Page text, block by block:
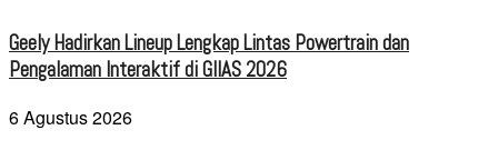
Geely Hadirkan Lineup Lengkap Lintas Powertrain dan
Pengalaman Interaktif di GIIAS 2026
6 Agustus 2026